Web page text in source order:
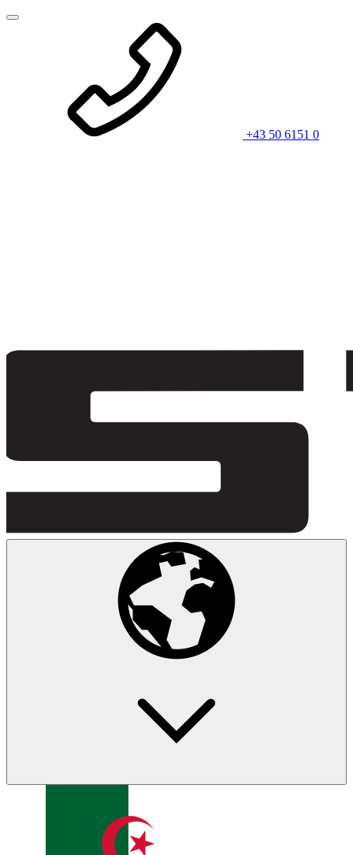
+43 50 6151 0